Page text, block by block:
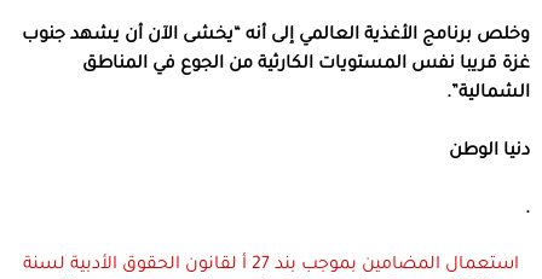
وخلص برنامج الأغذية العالمي إلى أنه “يخشى الآن أن يشهد جنوب
غزة قريبا نفس المستويات الكارثية من الجوع في المناطق
الشمالية”.
دنيا الوطن
.
استعمال المضامين بموجب بند 27 أ لقانون الحقوق الأدبية لسنة